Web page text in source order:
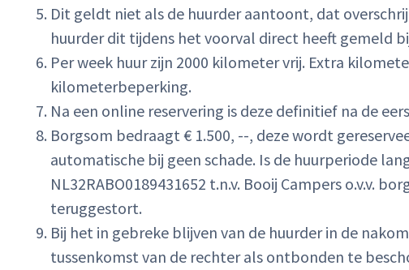
Dit geldt niet als de huurder aantoont, dat
huurder dit tijdens het voorval direct heeft gemeld
Per week huur zijn 2000 kilometer vrij. Extra
kilometerbeperking.
Na een online reservering is deze definitief na de
Borgsom bedraagt € 1.500, --, deze wordt
automatische bij geen schade. Is de huurperiode
NL32RABO0189431652 t.n.v. Booij Campers o.v.v.
teruggestort.
Bij het in gebreke blijven van de huurder in de
tussenkomst van de rechter als ontbonden te